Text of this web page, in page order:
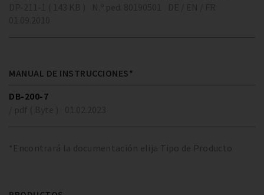
MANUAL DE INSTRUCCIONES*
DB-200-7
*Encontrará la documentación elija Tipo de Producto